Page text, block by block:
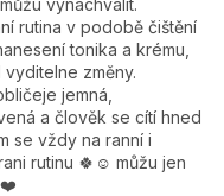
rutina v podobě čištění
tonika a krému,
vyditelne změny.
jemná,
a člověk se cítí hned
se vždy na ranní i
rutinu 🍀☺️ můžu jen
❤️